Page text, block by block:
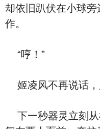
却依旧趴伏在小球
作。
“哼！”
姬凌风不再说话，
下一秒器灵立刻从